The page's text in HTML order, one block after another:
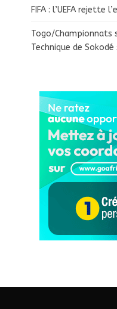
FIFA : l’UEFA rejette
Togo/Championnats
Technique de Sokodé